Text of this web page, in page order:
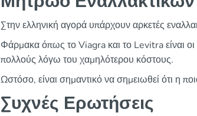
Στην ελληνική αγορά υπάρχουν αρκετές
Φάρμακα όπως το Viagra και το Levitra είναι
πολλούς λόγω του χαμηλότερου κόστους.
Ωστόσο, είναι σημαντικό να σημειωθεί ότι η
Συχνές Ερωτήσεις